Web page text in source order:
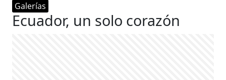
Galerías
Ecuador, un solo corazón